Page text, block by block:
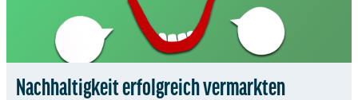
Nachhaltigkeit erfolgreich vermarkten